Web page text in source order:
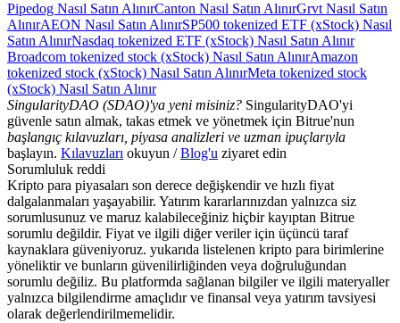
Pipedog Nasıl Satın AlınırCanton Nasıl Satın AlınırGrvt Nasıl Satın
AlınırAEON Nasıl Satın AlınırSP500 tokenized ETF (xStock) Nasıl
Satın AlınırNasdaq tokenized ETF (xStock) Nasıl Satın Alınır
Broadcom tokenized stock (xStock) Nasıl Satın AlınırAmazon
tokenized stock (xStock) Nasıl Satın AlınırMeta tokenized stock
(xStock) Nasıl Satın Alınır
SingularityDAO (SDAO)'ya yeni misiniz? SingularityDAO'yi
güvenle satın almak, takas etmek ve yönetmek için Bitrue'nun
başlangıç kılavuzları, piyasa analizleri ve uzman ipuçlarıyla
başlayın. Kılavuzları okuyun /Blog'u ziyaret edin
Sorumluluk reddi
Kripto para piyasaları son derece değişkendir ve hızlı fiyat
dalgalanmaları yaşayabilir. Yatırım kararlarınızdan yalnızca siz
sorumlusunuz ve maruz kalabileceğiniz hiçbir kayıptan Bitrue
sorumlu değildir. Fiyat ve ilgili diğer veriler için üçüncü taraf
kaynaklara güveniyoruz. yukarıda listelenen kripto para birimlerine
yöneliktir ve bunların güvenilirliğinden veya doğruluğundan
sorumlu değiliz. Bu platformda sağlanan bilgiler ve ilgili materyaller
yalnızca bilgilendirme amaçlıdır ve finansal veya yatırım tavsiyesi
olarak değerlendirilmemelidir.